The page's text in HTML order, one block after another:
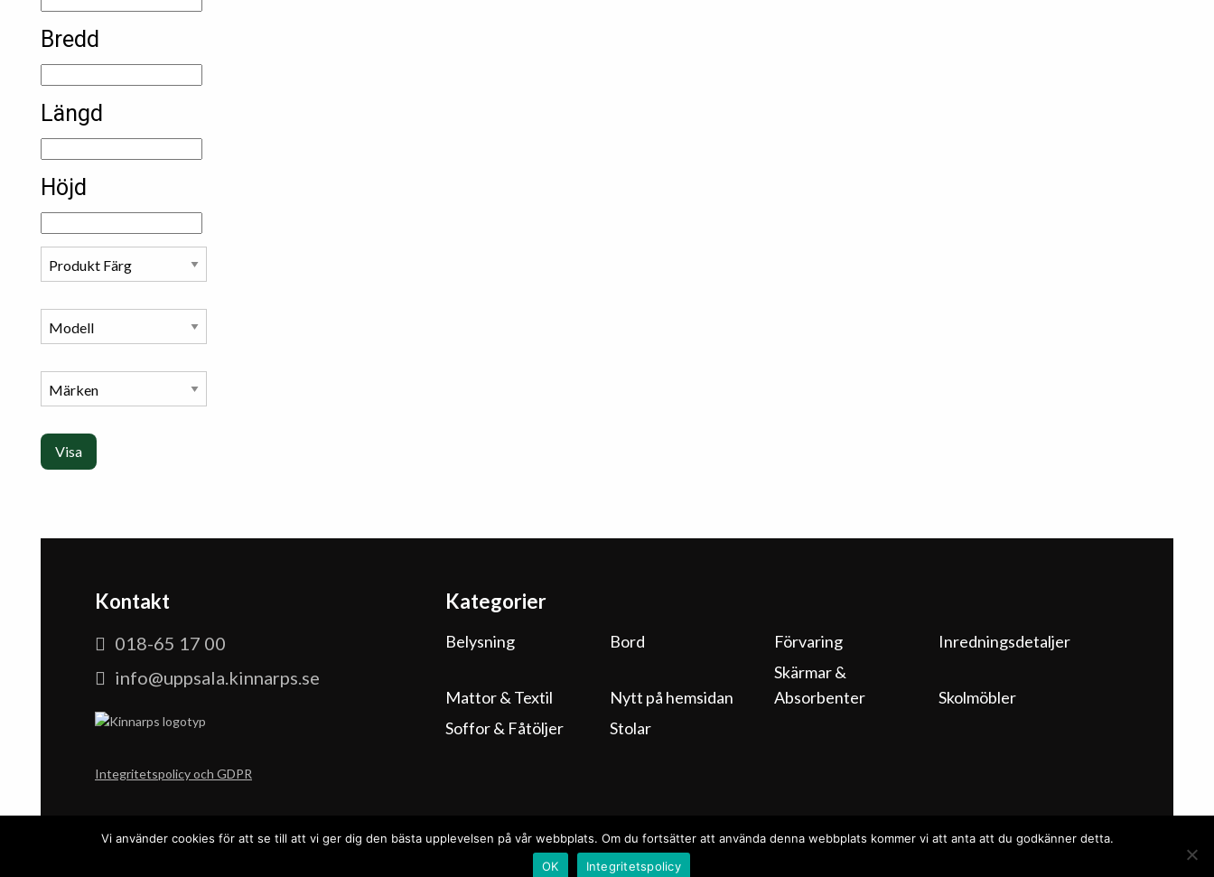
Bredd
Längd
Höjd
Visa
Kontakt
018-65 17 00
info@uppsala.kinnarps.se
Integritetspolicy och GDPR
Kategorier
Belysning Bord Förvaring Inredningsdetaljer
Mattor & Textil Nytt på hemsidan
Skärmar &
Absorbenter
Skolmöbler
Soffor & Fåtöljer
Stolar
Vi använder cookies för att se till att vi ger dig den bästa upplevelsen på vår webbplats. Om du fortsätter att använda denna webbplats kommer vi att anta att du godkänner detta.
OK
Integritetspolicy